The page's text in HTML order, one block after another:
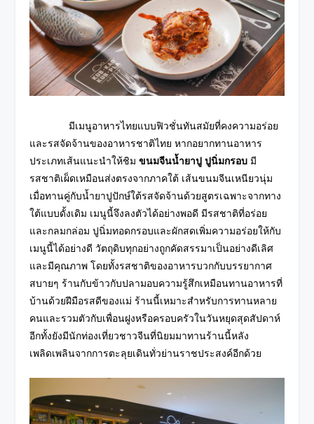
มีเมนูอาหารไทยแบบฟิวชั่นทันสมัยที่คงความอร่อย
และรสจัดจ้านของอาหารชาติไทย หากอยากทานอาหาร
ประเภทเส้นแนะนำให้ชิมขนมจีนน้ำยาปู ปูนิ่มกรอบ มี
รสชาติเผ็ดเหมือนส่งตรงจากภาคใต้ เส้นขนมจีนเหนียวนุ่ม
เมื่อทานคู่กับน้ำยาปูปักษ์ใต้รสจัดจ้านด้วยสูตรเฉพาะจากทาง
ใต้แบบดั้งเดิม เมนูนี้จึงลงตัวได้อย่างพอดี มีรสชาติที่อร่อย
และกลมกล่อม ปูนิ่มทอดกรอบและผักสดเพิ่มความอร่อยให้กับ
เมนูนี้ได้อย่างดี วัตถุดิบทุกอย่างถูกคัดสรรมาเป็นอย่างดีเลิศ
และมีคุณภาพ โดยทั้งรสชาติของอาหารบวกกับบรรยากาศ
สบายๆ ร้านกับข้าวกับปลามอบความรู้สึกเหมือนทานอาหารที่
บ้านด้วยฝีมือรสดีของแม่ ร้านนี้เหมาะสำหรับการทานหลาย
คนและรวมตัวกับเพื่อนฝูงหรือครอบครัวในวันหยุดสุดสัปดาห์
อีกทั้งยังมีนักท่องเที่ยวชาวจีนที่นิยมมาทานร้านนี้หลัง
เพลิดเพลินจากการตะลุยเดินทั่วย่านราชประสงค์อีกด้วย